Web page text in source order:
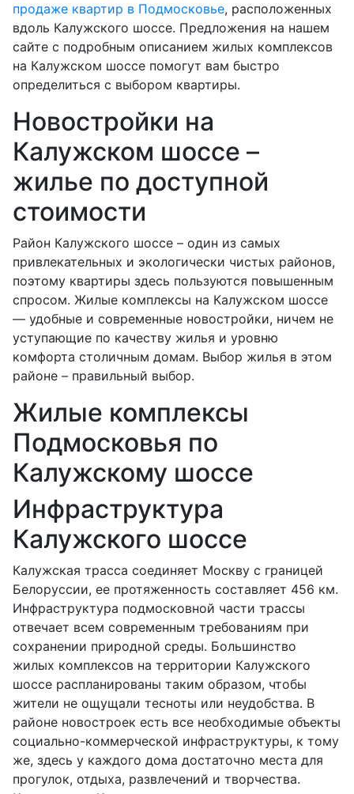
продаже квартир в Подмосковье, расположенных
вдоль Калужского шоссе. Предложения на нашем
сайте с подробным описанием жилых комплексов
на Калужском шоссе помогут вам быстро
определиться с выбором квартиры.
Новостройки на
Калужском шоссе –
жилье по доступной
стоимости
Район Калужского шоссе – один из самых
привлекательных и экологически чистых районов,
поэтому квартиры здесь пользуются повышенным
спросом. Жилые комплексы на Калужском шоссе
— удобные и современные новостройки, ничем не
уступающие по качеству жилья и уровню
комфорта столичным домам. Выбор жилья в этом
районе – правильный выбор.
Жилые комплексы
Подмосковья по
Калужскому шоссе
Инфраструктура
Калужского шоссе
Калужская трасса соединяет Москву с границей
Белоруссии, ее протяженность составляет 456 км.
Инфраструктура подмосковной части трассы
отвечает всем современным требованиям при
сохранении природной среды. Большинство
жилых комплексов на территории Калужского
шоссе распланированы таким образом, чтобы
жители не ощущали тесноты или неудобства. В
районе новостроек есть все необходимые объекты
социально-коммерческой инфраструктуры, к тому
же, здесь у каждого дома достаточно места для
прогулок, отдыха, развлечений и творчества.